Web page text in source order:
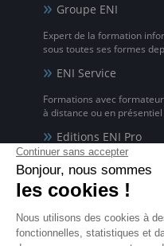
Groupe ENI
Expert de la formation
sous toutes ses formes
ENI Service
Formations avec
à distance ou en présentiel
Editions ENI Pro
pour les organismes de
ENI elearning
La solution de formation à
disponible en 5 langues